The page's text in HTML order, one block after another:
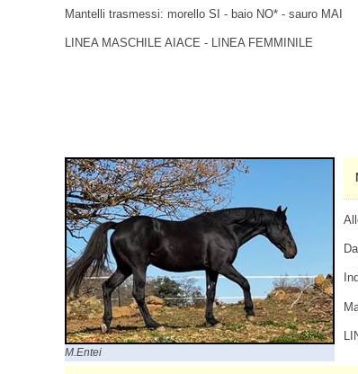
Mantelli trasmessi: morello SI - baio NO* - sauro MAI
LINEA MASCHILE AIACE - LINEA FEMMINILE
M.Entei